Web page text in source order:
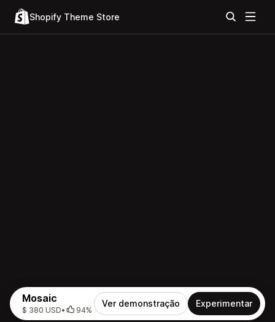
Shopify Theme Store
Mosaic
$ 380 USD• 94%
Ver demonstração Experimentar